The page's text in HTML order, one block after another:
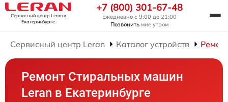
Сервисный центр Leranв
Екатеринбурге
+7 (800) 301-67-48
Ежедневно с 9:00 до 21:00
Позвонить мне утром
Сервисный центр Leran Каталог устройств
Ремонт Стиральных машин
Leran в Екатеринбурге